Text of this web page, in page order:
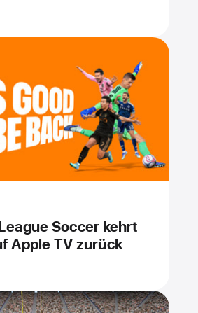
Soccer kehrt
Apple TV zurück